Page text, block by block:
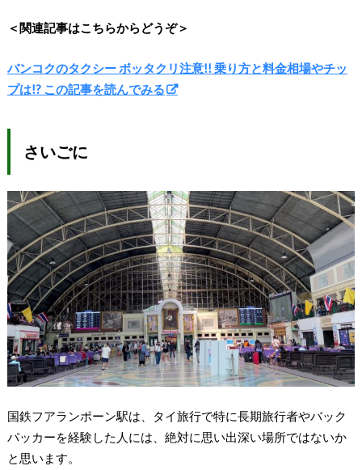
＜関連記事はこちらからどうぞ＞
バンコクのタクシー ボッタクリ注意!! 乗り方と料金相場やチッ
プは!? この記事を読んでみる
さいごに
国鉄フアランポーン駅は、タイ旅行で特に長期旅行者やバック
パッカーを経験した人には、絶対に思い出深い場所ではないか
と思います。